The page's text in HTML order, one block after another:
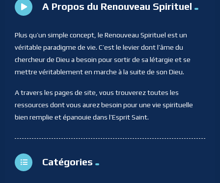
A Propos du Renouveau Spirituel
Plus qu’un simple concept, le Renouveau Spirituel est un
véritable paradigme de vie. C’est le levier dont l’âme du
chercheur de Dieu a besoin pour sortir de sa létargie et se
mettre véritablement en marche à la suite de son Dieu.
A travers les pages de site, vous trouverez toutes les
ressources dont vous aurez besoin pour une vie spirituelle
bien remplie et épanouie dans l’Esprit Saint.
Catégories